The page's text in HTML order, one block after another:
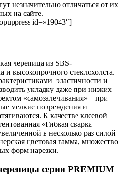
незначительно отличаться от их
на сайте.
id=»19043″]
черепица из SBS-
высокопрочного стеклохолста.
эластичности и
укладку даже при низких
«самозалечивания» – при
мелкие повреждения и
К качестве клеевой
«Гибкая сварка
в несколько раз силой
цветовая гамма, множество
форм нарезки.
серии PREMIUM